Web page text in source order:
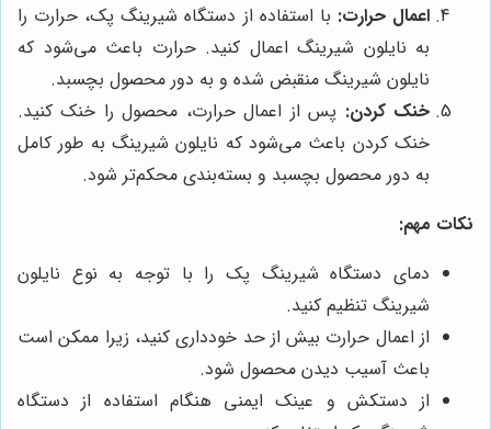
اعمال حرارت: با استفاده از دستگاه شیرینگ پک، حرارت را
به نایلون شیرینگ اعمال کنید. حرارت باعث می‌شود که
نایلون شیرینگ منقبض شده و به دور محصول بچسبد.
خنک کردن: پس از اعمال حرارت، محصول را خنک کنید.
خنک کردن باعث می‌شود که نایلون شیرینگ به طور کامل
به دور محصول بچسبد و بسته‌بندی محکم‌تر شود.
نکات مهم:
دمای دستگاه شیرینگ پک را با توجه به نوع نایلون
شیرینگ تنظیم کنید.
از اعمال حرارت بیش از حد خودداری کنید، زیرا ممکن است
باعث آسیب دیدن محصول شود.
از دستکش و عینک ایمنی هنگام استفاده از دستگاه